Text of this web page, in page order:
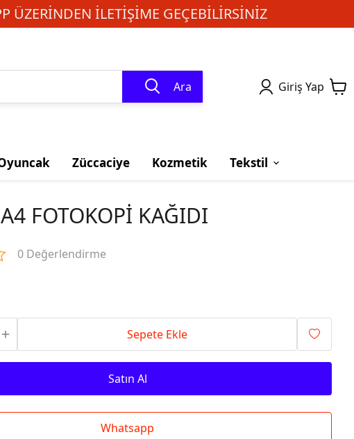
ÜZERINDEN ILETIŞIME GEÇEBILIRSINIZ
Ara Giriş Yap
Züccaciye Kozmetik Tekstil
FOTOKOPİ KAĞIDI
0 Değerlendirme
Sepete Ekle
Satın Al
Whatsapp